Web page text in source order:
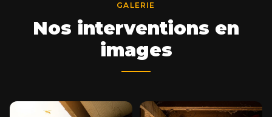
GALERIE
Nos interventions en
images